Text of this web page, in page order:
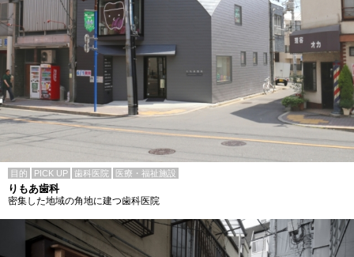
目的 PICK UP 歯科医院 医療・福祉施設
りもあ歯科
密集した地域の角地に建つ歯科医院